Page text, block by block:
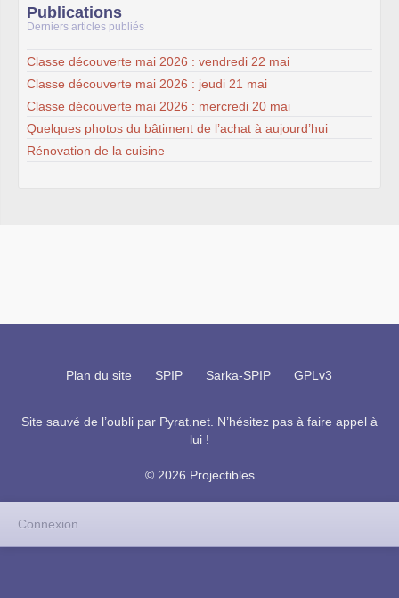
Publications
Derniers articles publiés
Classe découverte mai 2026 : vendredi 22 mai
Classe découverte mai 2026 : jeudi 21 mai
Classe découverte mai 2026 : mercredi 20 mai
Quelques photos du bâtiment de l’achat à aujourd’hui
Rénovation de la cuisine
Plan du site SPIP Sarka-SPIP GPLv3
Site sauvé de l’oubli par Pyrat.net . N’hésitez pas à faire appel à
lui !
© 2026 Projectibles
Connexion